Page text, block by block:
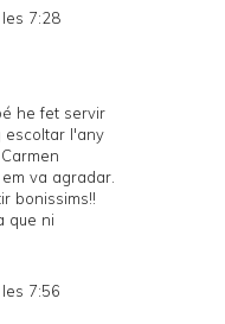
7:28
he fet servir
escoltar l'any
va agradar.
bonissims!!
que ni
7:56